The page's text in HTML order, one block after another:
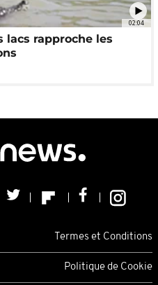
02:04
lacs rapproche les
Termes et Conditions
Politique de Cookie